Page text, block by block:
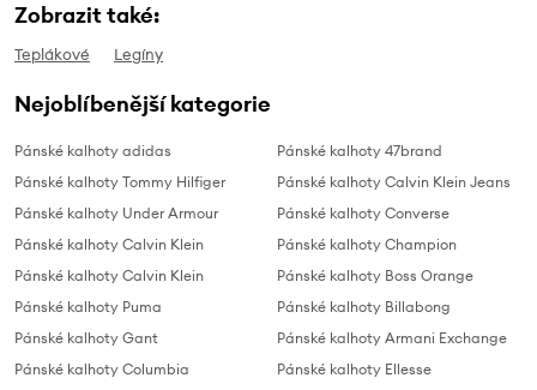
Zobrazit také:
Teplákové Legíny
Nejoblíbenější kategorie
Pánské kalhoty adidas
Pánské kalhoty Tommy Hilfiger
Pánské kalhoty Under Armour
Pánské kalhoty Calvin Klein
Pánské kalhoty Calvin Klein
Pánské kalhoty Puma
Pánské kalhoty Gant
Pánské kalhoty Columbia
Pánské kalhoty 47brand
Pánské kalhoty Calvin Klein Jeans
Pánské kalhoty Converse
Pánské kalhoty Champion
Pánské kalhoty Boss Orange
Pánské kalhoty Billabong
Pánské kalhoty Armani Exchange
Pánské kalhoty Ellesse